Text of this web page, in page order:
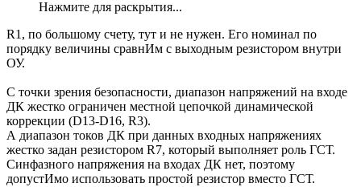
Нажмите для раскрытия...
R1, по большому счету, тут и не нужен. Его номинал по
порядку величины сравнИм с выходным резистором внутри
ОУ.
С точки зрения безопасности, диапазон напряжений на входе
ДК жестко ограничен местной цепочкой динамической
коррекции (D13-D16, R3).
А диапазон токов ДК при данных входных напряжениях
жестко задан резистором R7, который выполняет роль ГСТ.
Синфазного напряжения на входах ДК нет, поэтому
допустИмо использовать простой резистор вместо ГСТ.